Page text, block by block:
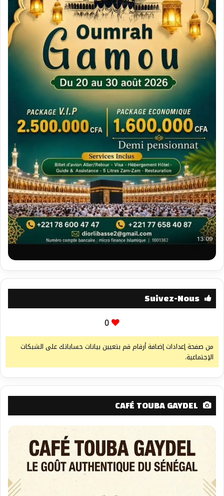
شارك هذا الموضوع:
فيس بوك X
معجب بهذه:
Suivez-Nous
0
من صفحة إعدادات إضافة أرقام قم بتعيين بيانات حساباتك على الشبكات
الإجتماعية.
CAFÉ TOUBA GAYDEL